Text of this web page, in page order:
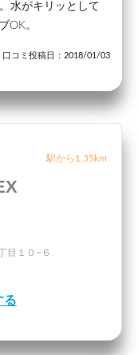
水がキリッとして
OK。
口コミ投稿日：2018/01/03
駅から1.35km
目１０−６
る